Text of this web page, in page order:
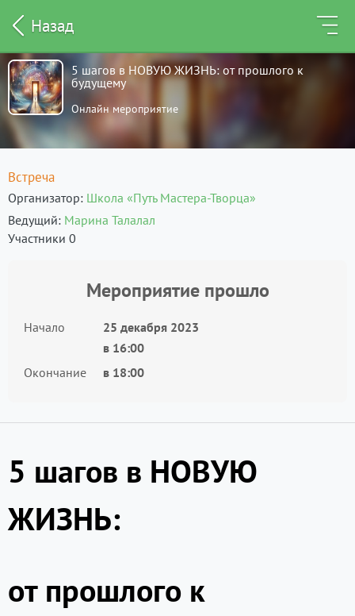
Назад
5 шагов в НОВУЮ ЖИЗНЬ: от прошлого к
будущему
Онлайн мероприятие
Встреча
Организатор Школа «Путь Мастера-Творца»
Ведущий Марина Талалал
Участники 0
Мероприятие прошло
Начало
25 декабря 2023
в 16:00
Окончание
в 18:00
5 шагов в НОВУЮ
ЖИЗНЬ:
от прошлого к